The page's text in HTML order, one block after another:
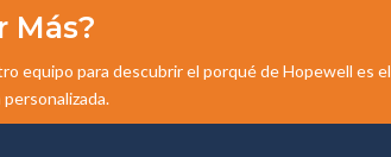
Más?
equipo para descubrir el porqué de Hopewell es el